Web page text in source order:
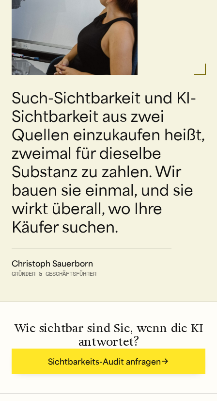
Such-Sichtbarkeit und KI-
Sichtbarkeit aus zwei
Quellen einzukaufen heißt,
zweimal für dieselbe
Substanz zu zahlen. Wir
bauen sie einmal, und sie
wirkt überall, wo Ihre
Käufer suchen.
Christoph Sauerborn
GRÜNDER & GESCHÄFTSFÜHRER
Wie sichtbar sind Sie, wenn die KI
antwortet?
Sichtbarkeits-Audit anfragen